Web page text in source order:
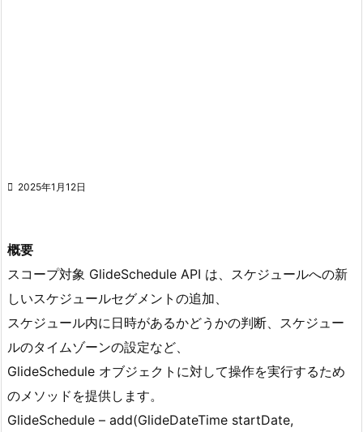
 2025年1月12日
概要
スコープ対象 GlideSchedule API は、スケジュールへの新
しいスケジュールセグメントの追加、
スケジュール内に日時があるかどうかの判断、スケジュー
ルのタイムゾーンの設定など、
GlideSchedule オブジェクトに対して操作を実行するため
のメソッドを提供します。
GlideSchedule – add(GlideDateTime startDate,